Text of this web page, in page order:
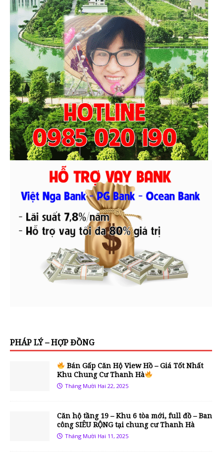
PHÁP LÝ – HỢP ĐỒNG
Bán Gấp Căn Hộ View Hồ – Giá Tốt Nhất
Khu Chung Cư Thanh Hà
Tháng Mười Hai 22, 2025
Căn hộ tầng 19 – Khu 6 tòa mới, full đồ – Ban
công SIÊU RỘNG tại chung cư Thanh Hà
Tháng Mười Hai 11, 2025